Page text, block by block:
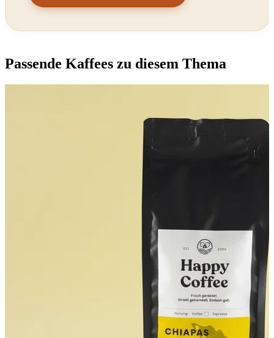
Passende Kaffees zu diesem Thema